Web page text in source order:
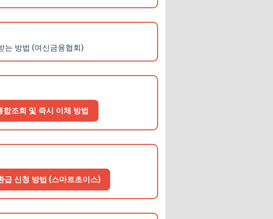
는 방법 (여신금융협회)
조회 및 즉시 이체 방법
급 신청 방법 (스마트초이스)